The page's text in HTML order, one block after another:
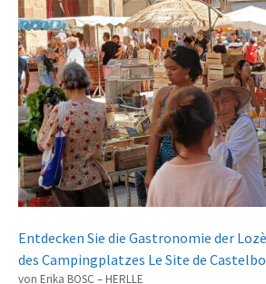
Entdecken Sie die Gastronomie der
des Campingplatzes Le Site de
von Erika BOSC – HERLLE